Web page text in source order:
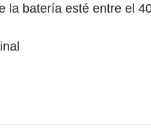
la batería esté entre el